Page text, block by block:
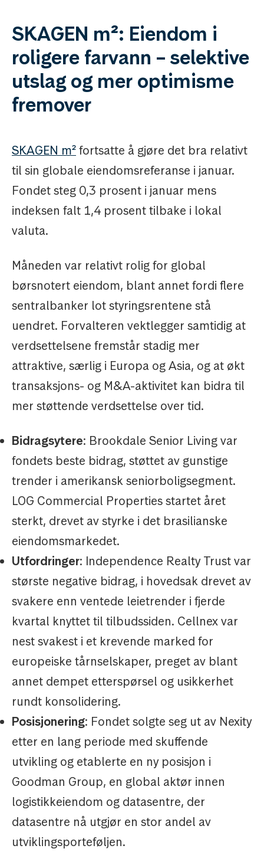
SKAGEN m²: Eiendom i
roligere farvann – selektive
utslag og mer optimisme
fremover
SKAGEN m²fortsatte å gjøre det bra relativt
til sin globale eiendomsreferanse i januar.
Fondet steg 0,3 prosent i januar mens
indeksen falt 1,4 prosent tilbake i lokal
valuta.
Måneden var relativt rolig for global
børsnotert eiendom, blant annet fordi flere
sentralbanker lot styringsrentene stå
uendret. Forvalteren vektlegger samtidig at
verdsettelsene fremstår stadig mer
attraktive, særlig i Europa og Asia, og at økt
transaksjons- og M&A-aktivitet kan bidra til
mer støttende verdsettelse over tid.
Bidragsytere: Brookdale Senior Living var
fondets beste bidrag, støttet av gunstige
trender i amerikansk seniorboligsegment.
LOG Commercial Properties startet året
sterkt, drevet av styrke i det brasilianske
eiendomsmarkedet.
Utfordringer: Independence Realty Trust var
største negative bidrag, i hovedsak drevet av
svakere enn ventede leietrender i fjerde
kvartal knyttet til tilbudssiden. Cellnex var
nest svakest i et krevende marked for
europeiske tårnselskaper, preget av blant
annet dempet etterspørsel og usikkerhet
rundt konsolidering.
Posisjonering: Fondet solgte seg ut av Nexity
etter en lang periode med skuffende
utvikling og etablerte en ny posisjon i
Goodman Group, en global aktør innen
logistikkeiendom og datasentre, der
datasentre nå utgjør en stor andel av
utviklingsporteføljen.